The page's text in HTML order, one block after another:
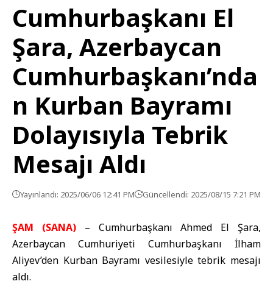
Cumhurbaşkanı El
Şara, Azerbaycan
Cumhurbaşkanı’nda
n Kurban Bayramı
Dolayısıyla Tebrik
Mesajı Aldı
Yayınlandı: 2025/06/06 12:41 PM Güncellendi: 2025/08/15 7:21 PM
ŞAM (SANA)
– Cumhurbaşkanı Ahmed El Şara,
Azerbaycan Cumhuriyeti Cumhurbaşkanı İlham
Aliyev’den Kurban Bayramı vesilesiyle tebrik mesajı
aldı.